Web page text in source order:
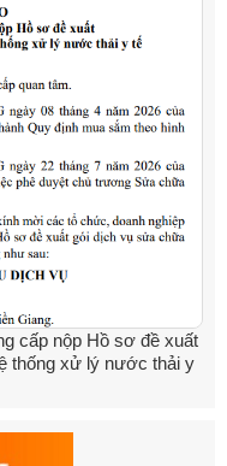
cấp nộp Hồ sơ đề xuất
thống xử lý nước thải y